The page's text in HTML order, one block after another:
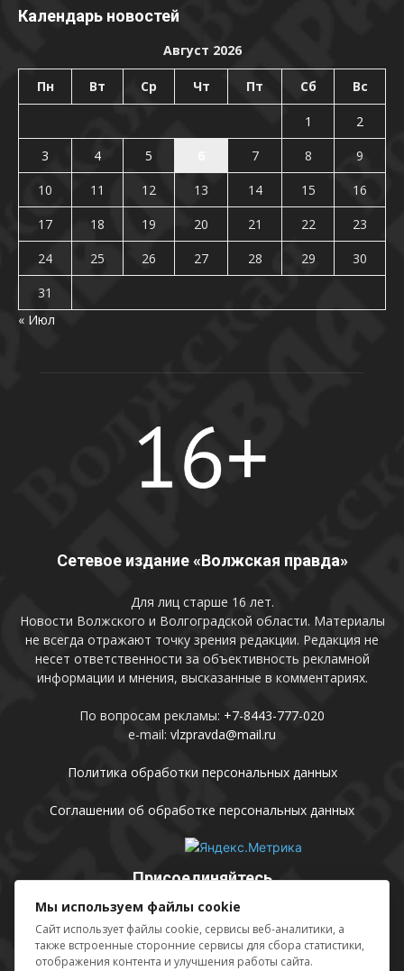
Календарь новостей
Август 2026
Пн Вт Ср Чт Пт Сб Вс
1
2
3
4 5 7 8
9
10
11 12 13 14 15
16
17
18 19 20 21 22
23
24
25 26 27 28 29
30
31
« Июл
Сетевое издание «Волжская правда»
Для лиц старше 16 лет.
Новости Волжского и Волгоградской области. Материалы
не всегда отражают точку зрения редакции. Редакция не
несет ответственности за объективность рекламной
информации и мнения, высказанные в комментариях.
По вопросам рекламы: +7-8443-777-020
e-mail: vlzpravda@mail.ru
Политика обработки персональных данных
Соглашении об обработке персональных данных
Присоединяйтесь
Мы используем файлы cookie
Сайт использует файлы cookie, сервисы веб-аналитики, а
также встроенные сторонние сервисы для сбора статистики,
отображения контента и улучшения работы сайта.